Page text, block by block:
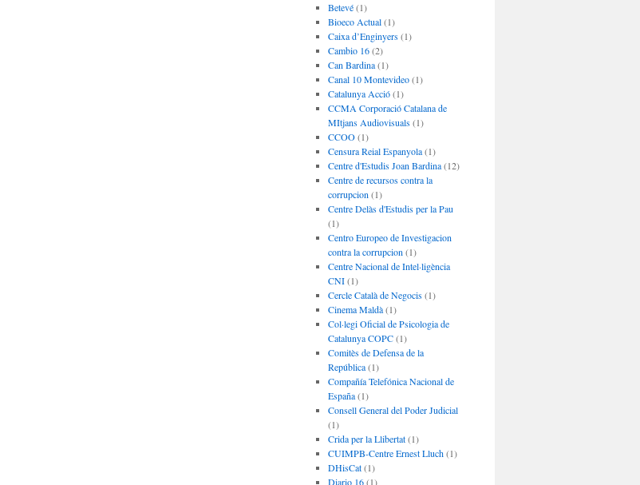
Betevé(1)
Bioeco Actual(1)
Caixa d’Enginyers(1)
Cambio 16(2)
Can Bardina(1)
Canal 10 Montevideo(1)
Catalunya Acció(1)
CCMA Corporació Catalana de
MItjans Audiovisuals(1)
CCOO(1)
Censura Reial Espanyola(1)
Centre d'Estudis Joan Bardina(12)
Centre de recursos contra la
corrupcion (1)
Centre Delàs d'Estudis per la Pau
(1)
Centro Europeo de Investigacion
contra la corrupcion (1)
Centre Nacional de Intel·ligència
CNI(1)
Cercle Català de Negocis(1)
Cinema Maldà(1)
Col·legi Oficial de Psicologia de
Catalunya COPC(1)
Comitès de Defensa de la
República(1)
Compañía Telefónica Nacional de
España(1)
Consell General del Poder Judicial
(1)
Crida per la Llibertat(1)
CUIMPB-Centre Ernest Lluch(1)
DHisCat(1)
Diario 16(1)